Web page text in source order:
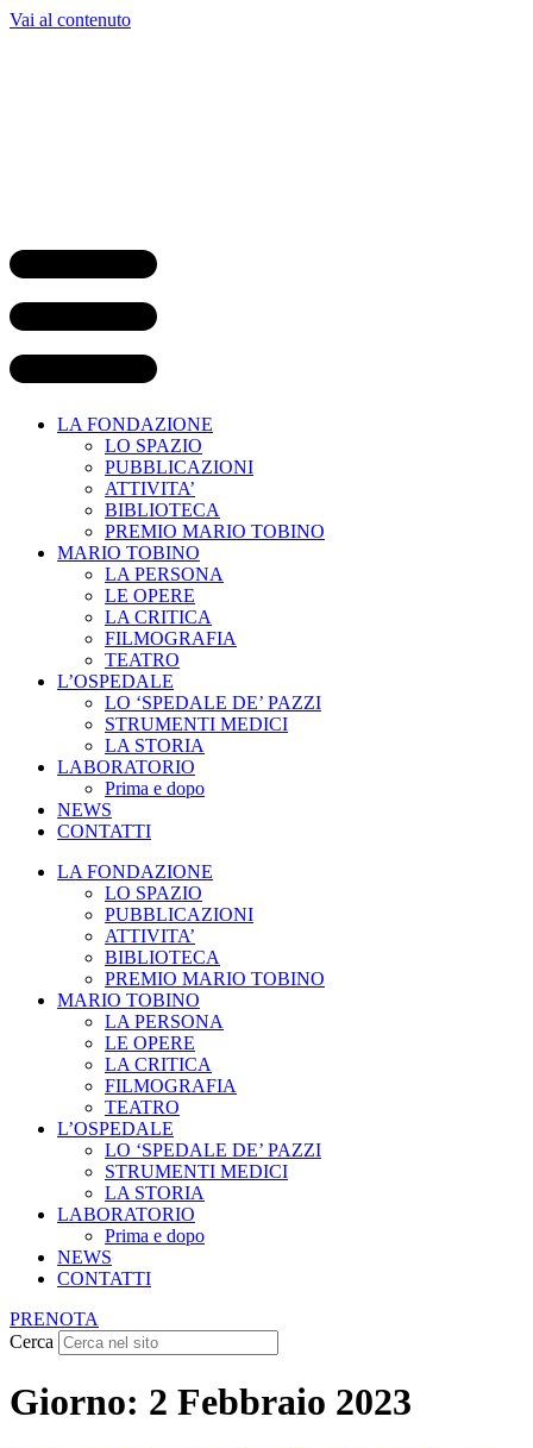
Vai al contenuto
LA FONDAZIONE
LO SPAZIO
PUBBLICAZIONI
ATTIVITA’
BIBLIOTECA
PREMIO MARIO TOBINO
MARIO TOBINO
LA PERSONA
LE OPERE
LA CRITICA
FILMOGRAFIA
TEATRO
L’OSPEDALE
LO ‘SPEDALE DE’ PAZZI
STRUMENTI MEDICI
LA STORIA
LABORATORIO
Prima e dopo
NEWS
CONTATTI
LA FONDAZIONE
LO SPAZIO
PUBBLICAZIONI
ATTIVITA’
BIBLIOTECA
PREMIO MARIO TOBINO
MARIO TOBINO
LA PERSONA
LE OPERE
LA CRITICA
FILMOGRAFIA
TEATRO
L’OSPEDALE
LO ‘SPEDALE DE’ PAZZI
STRUMENTI MEDICI
LA STORIA
LABORATORIO
Prima e dopo
NEWS
CONTATTI
PRENOTA
Cerca
Giorno: 2 Febbraio 2023